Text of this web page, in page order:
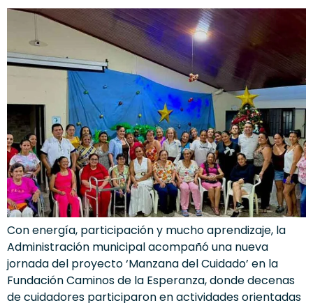
Con energía, participación y mucho aprendizaje, la
Administración municipal acompañó una nueva
jornada del proyecto ‘Manzana del Cuidado’ en la
Fundación Caminos de la Esperanza, donde decenas
de cuidadores participaron en actividades orientadas